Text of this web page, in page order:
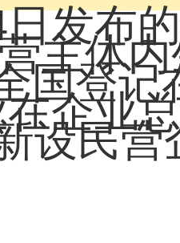
布的
主体
国登记
企业
设民营